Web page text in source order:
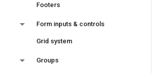
Footers
Form inputs & controls
Grid system
Groups